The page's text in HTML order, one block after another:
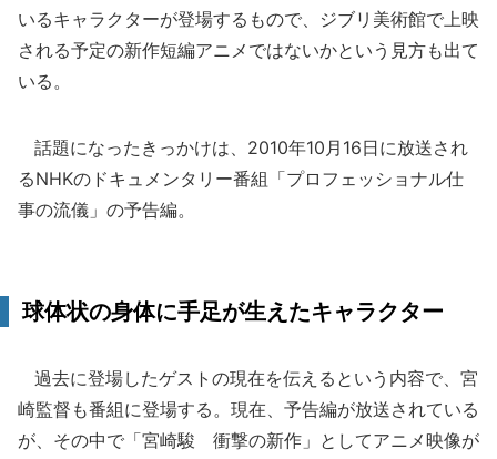
いるキャラクターが登場するもので、ジブリ美術館で上映
される予定の新作短編アニメではないかという見方も出て
いる。
話題になったきっかけは、2010年10月16日に放送され
るNHKのドキュメンタリー番組「プロフェッショナル仕
事の流儀」の予告編。
球体状の身体に手足が生えたキャラクター
過去に登場したゲストの現在を伝えるという内容で、宮
崎監督も番組に登場する。現在、予告編が放送されている
が、その中で「宮崎駿 衝撃の新作」としてアニメ映像が